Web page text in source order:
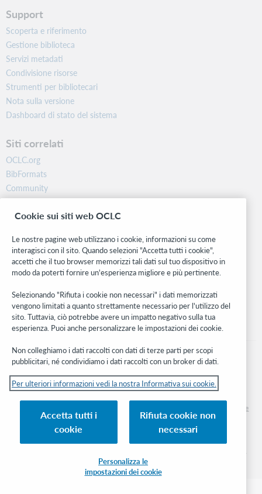
Support
Scoperta e riferimento
Gestione biblioteca
Servizi metadati
Condivisione risorse
Strumenti per bibliotecari
Nota sulla versione
Dashboard di stato del sistema
Siti correlati
OCLC.org
BibFormats
Community
Ricerca
WebJunction
Stay in the know.
Ricevi gli ultimi aggiornamenti di prodotti, ricerche, eventi e molto
altro direttamente nella tua casella di posta.
Subscribe now
© 2026 OCLC
Marchi e/o marchi di servizio nazionali e internazionali di OCLC, Inc. e delle sue
Informativa sui cookie Elenco e impostazioni dei cookie
Cookie sui siti web OCLC
Le nostre pagine web utilizzano i cookie, informazioni su come
interagisci con il sito. Quando selezioni "Accetta tutti i cookie",
accetti che il tuo browser memorizzi tali dati sul tuo dispositivo in
modo da poterti fornire un'esperienza migliore e più pertinente.
Selezionando "Rifiuta i cookie non necessari" i dati memorizzati
vengono limitati a quanto strettamente necessario per l'utilizzo del
sito. Tuttavia, ciò potrebbe avere un impatto negativo sulla tua
esperienza. Puoi anche personalizzare le impostazioni dei cookie.
Non colleghiamo i dati raccolti con dati di terze parti per scopi
pubblicitari, né condividiamo i dati raccolti con un broker di dati.
Per ulteriori informazioni vedi la nostra Informativa sui cookie.
Accetta tutti i
cookie
Rifiuta cookie non
necessari
Personalizza le
impostazioni dei cookie